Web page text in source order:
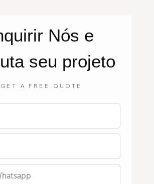
Nós e
seu projeto
GET A FREE QUOTE